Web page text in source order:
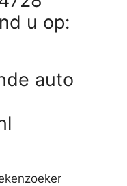
u op:
auto